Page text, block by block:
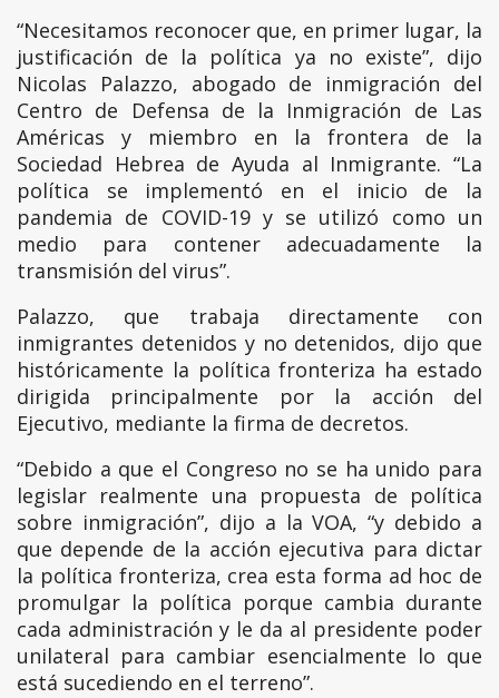
“Necesitamos reconocer que, en primer lugar, la
justificación de la política ya no existe”, dijo
Nicolas Palazzo, abogado de inmigración del
Centro de Defensa de la Inmigración de Las
Américas y miembro en la frontera de la
Sociedad Hebrea de Ayuda al Inmigrante. “La
política se implementó en el inicio de la
pandemia de COVID-19 y se utilizó como un
medio para contener adecuadamente la
transmisión del virus”.
Palazzo, que trabaja directamente con
inmigrantes detenidos y no detenidos, dijo que
históricamente la política fronteriza ha estado
dirigida principalmente por la acción del
Ejecutivo, mediante la firma de decretos.
“Debido a que el Congreso no se ha unido para
legislar realmente una propuesta de política
sobre inmigración”, dijo a la VOA, “y debido a
que depende de la acción ejecutiva para dictar
la política fronteriza, crea esta forma ad hoc de
promulgar la política porque cambia durante
cada administración y le da al presidente poder
unilateral para cambiar esencialmente lo que
está sucediendo en el terreno”.